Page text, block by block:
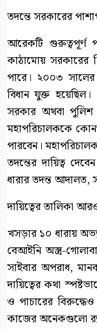
তদন্তে সরকারের
আরেকটি গুরুত্বপূর্ণ
কাঠামোয় সরকারের
পারে। ২০০৩
বিধান যুক্ত
সরকার অথবা
মহাপরিচালককে
পারবেন।
তদন্তের দায়িত্ব
ধারার তদন্ত আদালত,
দায়িত্বের তালিকা আরও
খসড়ার ১০ ধারায়
বেআইনি অস্ত্র-
সাইবার অপরাধ,
দায়িত্বের কথা
ও পাচারের
কাজের অনেকগুলো